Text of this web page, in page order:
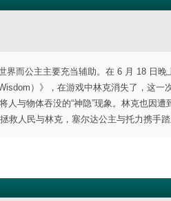
而公主主要充当辅助。在 6 月 18 日晚
）》，在游戏中林克消失了，这一
与物体吞没的“神隐”现象。林克也因遭
救人民与林克，塞尔达公主与托力携手踏